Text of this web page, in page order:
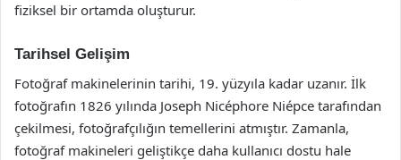
fiziksel bir ortamda oluşturur.
Tarihsel Gelişim
Fotoğraf makinelerinin tarihi, 19. yüzyıla kadar uzanır. İlk
fotoğrafın 1826 yılında Joseph Nicéphore Niépce tarafından
çekilmesi, fotoğrafçılığın temellerini atmıştır. Zamanla,
fotoğraf makineleri geliştikçe daha kullanıcı dostu hale